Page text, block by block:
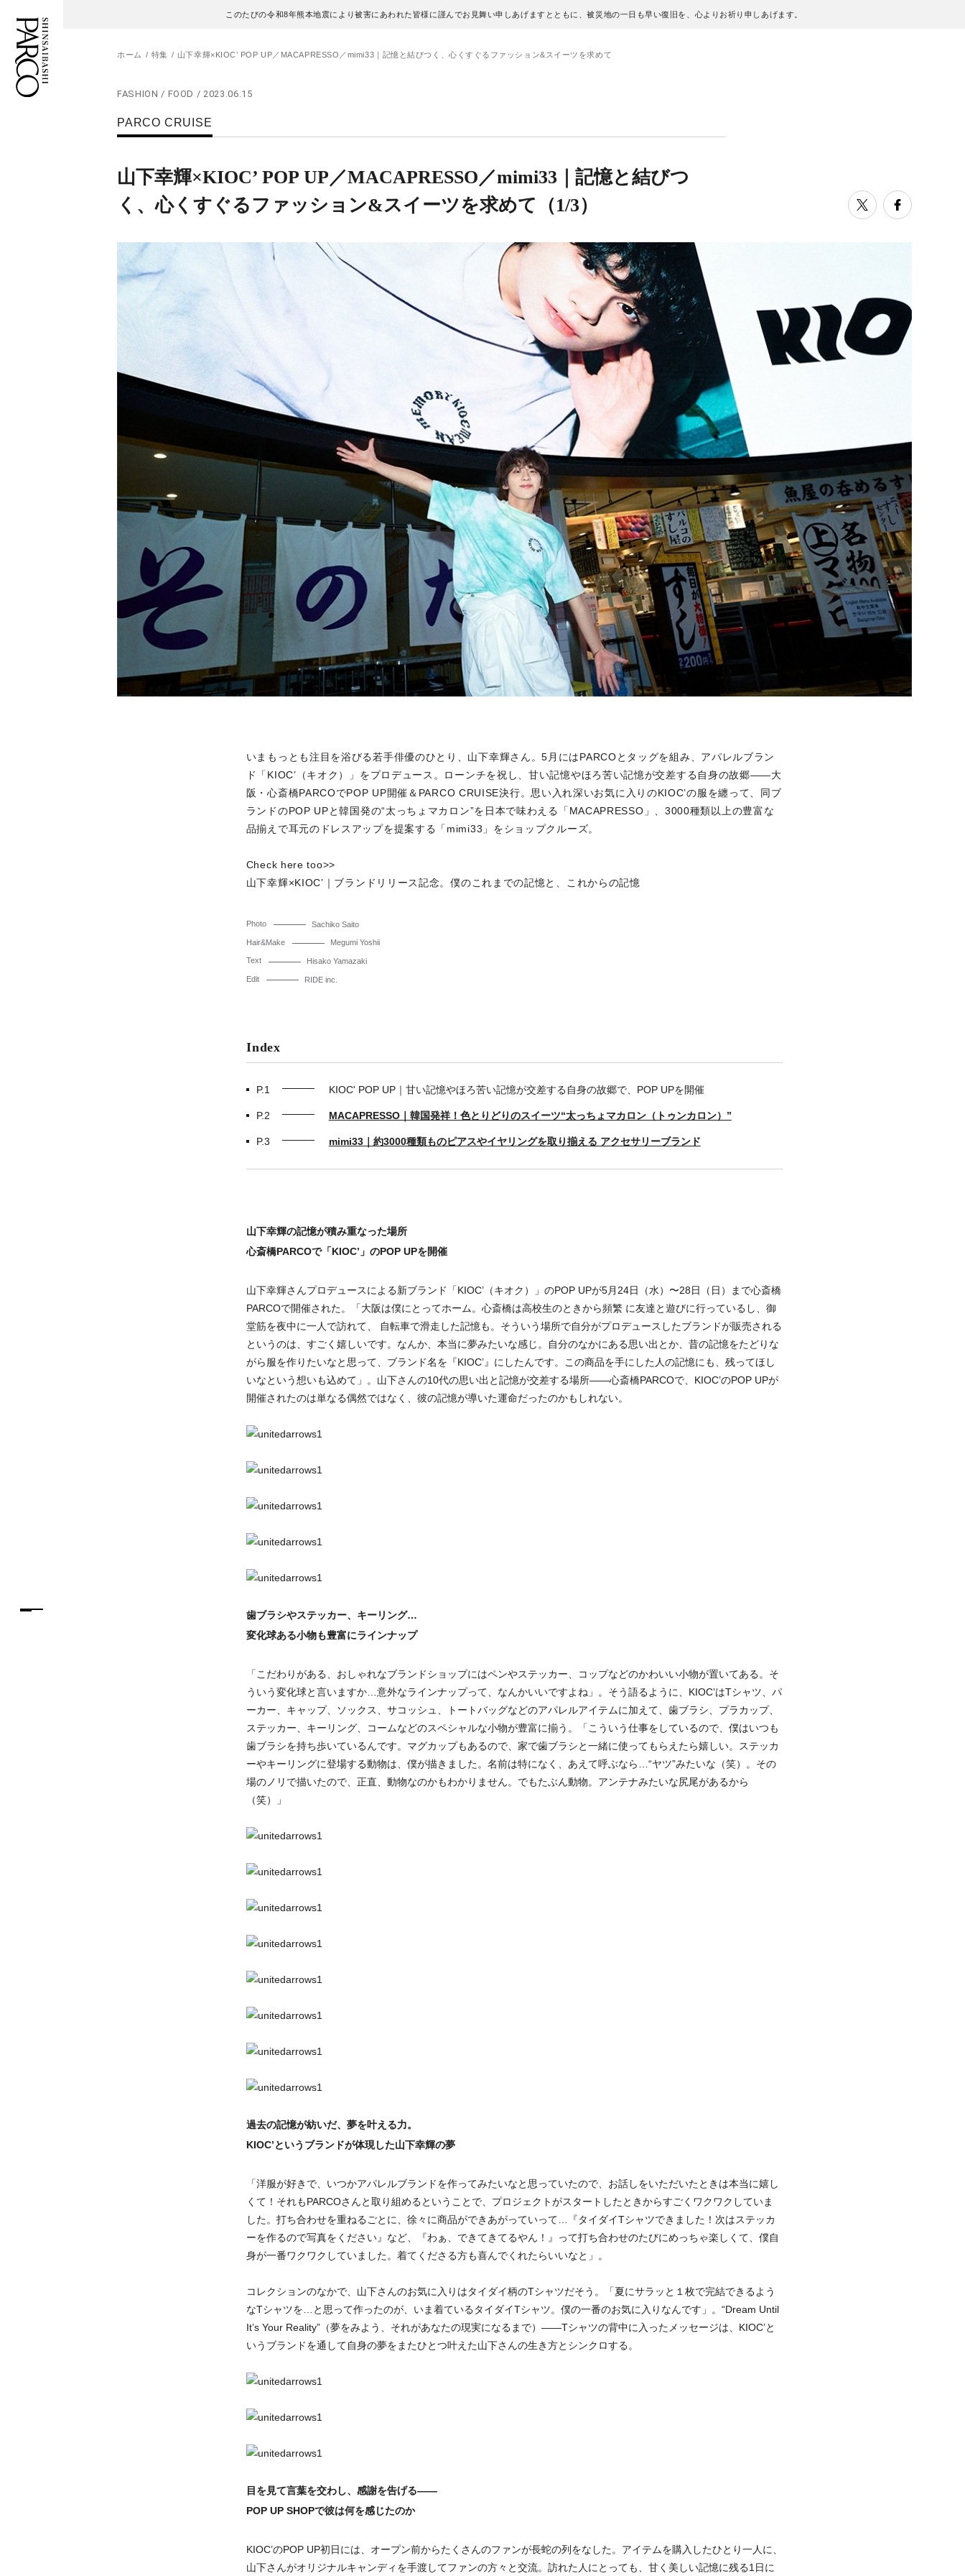
このたびの令和8年熊本地震により被害にあわれた皆様に謹んでお見舞い申しあげますとともに、被災地の一日も早い復旧を、心よりお祈り申しあげます。
施設案内・アクセス
イベント・ポップアップ
レストラン・カフェ
TAX FREE
ホーム 特集 山下幸輝×KIOC’ POP UP／MACAPRESSO／mimi33｜記憶と結びつく、心くすぐるファッション&スイーツを求めて
FASHION / FOOD / 2023.06.15
PARCO CRUISE
山下幸輝×KIOC’ POP UP／MACAPRESSO／mimi33｜記憶と結びつ
く、心くすぐるファッション&スイーツを求めて
（1/3）
いまもっとも注目を浴びる若手俳優のひとり、山下幸輝さん。5月にはPARCOとタッグを組み、アパレルブラン
ド「KIOC’（キオク）」をプロデュース。ローンチを祝し、甘い記憶やほろ苦い記憶が交差する自身の故郷――大
阪・心斎橋PARCOでPOP UP開催＆PARCO CRUISE決行。思い入れ深いお気に入りのKIOC’の服を纏って、同ブ
ランドのPOP UPと韓国発の“太っちょマカロン”を日本で味わえる「MACAPRESSO」、3000種類以上の豊富な
品揃えで耳元のドレスアップを提案する「mimi33」をショップクルーズ。
Check here too>>
山下幸輝×KIOC’｜ブランドリリース記念。僕のこれまでの記憶と、これからの記憶
Photo Sachiko Saito
Hair&Make Megumi Yoshii
Text Hisako Yamazaki
Edit RIDE inc.
Index
P.1 KIOC' POP UP｜甘い記憶やほろ苦い記憶が交差する自身の故郷で、POP UPを開催
P.2 MACAPRESSO｜韓国発祥！色とりどりのスイーツ“太っちょマカロン（トゥンカロン）”
P.3 mimi33｜約3000種類ものピアスやイヤリングを取り揃える アクセサリーブランド
山下幸輝の記憶が積み重なった場所
心斎橋PARCOで「KIOC’」のPOP UPを開催
山下幸輝さんプロデュースによる新ブランド「KIOC’（キオク）」のPOP UPが5月24日（水）〜28日（日）まで心斎橋
PARCOで開催された。「大阪は僕にとってホーム。心斎橋は高校生のときから頻繁 に友達と遊びに行っているし、御
堂筋を夜中に一人で訪れて、 自転車で滑走した記憶も。そういう場所で自分がプロデュースしたブランドが販売される
というのは、すごく嬉しいです。なんか、本当に夢みたいな感じ。自分のなかにある思い出とか、昔の記憶をたどりな
がら服を作りたいなと思って、ブランド名を『KIOC’』にしたんです。この商品を手にした人の記憶にも、残ってほし
いなという想いも込めて」。山下さんの10代の思い出と記憶が交差する場所――心斎橋PARCOで、KIOC’のPOP UPが
開催されたのは単なる偶然ではなく、彼の記憶が導いた運命だったのかもしれない。
歯ブラシやステッカー、キーリング…
変化球ある小物も豊富にラインナップ
「こだわりがある、おしゃれなブランドショップにはペンやステッカー、コップなどのかわいい小物が置いてある。そ
ういう変化球と言いますか…意外なラインナップって、なんかいいですよね」。そう語るように、KIOC’はTシャツ、パ
ーカー、キャップ、ソックス、サコッシュ、トートバッグなどのアパレルアイテムに加えて、歯ブラシ、プラカップ、
ステッカー、キーリング、コームなどのスペシャルな小物が豊富に揃う。「こういう仕事をしているので、僕はいつも
歯ブラシを持ち歩いているんです。マグカップもあるので、家で歯ブラシと一緒に使ってもらえたら嬉しい。ステッカ
ーやキーリングに登場する動物は、僕が描きました。名前は特になく、あえて呼ぶなら…“ヤツ”みたいな（笑）。その
場のノリで描いたので、正直、動物なのかもわかりません。でもたぶん動物。アンテナみたいな尻尾があるから
（笑）」
過去の記憶が紡いだ、夢を叶える力。
KIOC’というブランドが体現した山下幸輝の夢
「洋服が好きで、いつかアパレルブランドを作ってみたいなと思っていたので、お話しをいただいたときは本当に嬉し
くて！それもPARCOさんと取り組めるということで、プロジェクトがスタートしたときからすごくワクワクしていま
した。打ち合わせを重ねるごとに、徐々に商品ができあがっていって…『タイダイTシャツできました！次はステッカ
ーを作るので写真をください』など、『わぁ、できてきてるやん！』って打ち合わせのたびにめっちゃ楽しくて、僕自
身が一番ワクワクしていました。着てくださる方も喜んでくれたらいいなと」。
コレクションのなかで、山下さんのお気に入りはタイダイ柄のTシャツだそう。「夏にサラッと１枚で完結できるよう
なTシャツを…と思って作ったのが、いま着ているタイダイTシャツ。僕の一番のお気に入りなんです」。“Dream Until
It’s Your Reality”（夢をみよう、それがあなたの現実になるまで）――Tシャツの背中に入ったメッセージは、KIOC’と
いうブランドを通して自身の夢をまたひとつ叶えた山下さんの生き方とシンクロする。
目を見て言葉を交わし、感謝を告げる――
POP UP SHOPで彼は何を感じたのか
KIOC’のPOP UP初日には、オープン前からたくさんのファンが長蛇の列をなした。アイテムを購入したひとり一人に、
山下さんがオリジナルキャンディを手渡してファンの方々と交流。訪れた人にとっても、甘く美しい記憶に残る1日に